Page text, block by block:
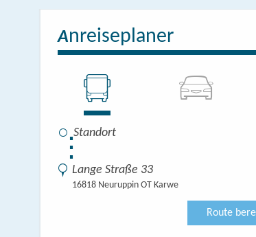
Anreiseplaner
⋮
Lange Straße 33
16818 Neuruppin OT Karwe
Route